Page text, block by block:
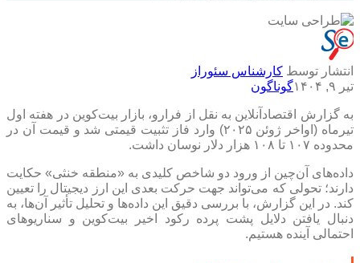
انتشار توسط کارشناس سئوراز
تیر ۹, ۱۴۰۴
گوناگون
به گزارش اقتصادآنلاین به نقل از فرارو، بازار بیت‌کوین در هفته اول
تیرماه (اواخر ژوئن ۲۰۲۵) وارد فاز تثبیت قیمتی شد و قیمت آن در
محدوده ۱۰۷ تا ۱۰۸ هزار دلار نوسان داشت.
داده‌های آن‌چین از ورود دو شاخص کلیدی به «منطقه خنثی» حکایت
دارند؛ تحولی که می‌تواند جهت‌ حرکت بعدی این ارز دیجیتال را تعیین
کند. در این گزارش، با بررسی دقیق این داده‌ها و تحلیل تأثیر آن‌ها، به
دنبال یافتن دلایل پشت پرده رکود اخیر بیت‌کوین و سناریوهای
احتمالی آینده هستیم.